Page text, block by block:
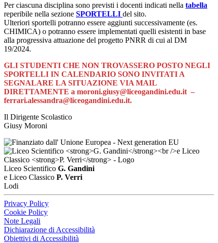
Per ciascuna disciplina sono previsti i docenti indicati nella tabella
reperibile nella sezione SPORTELLI del sito.
Ulteriori sportelli potranno essere aggiunti successivamente (es.
CHIMICA) o potranno essere implementati quelli esistenti in base
alla progressiva attuazione del progetto PNRR di cui al DM
19/2024.
GLI STUDENTI CHE NON TROVASSERO POSTO NEGLI
SPORTELLI IN CALENDARIO SONO INVITATI A
SEGNALARE LA SITUAZIONE VIA MAIL
DIRETTAMENTE a moroni.giusy@liceogandini.edu.it –
ferrari.alessandra@liceogandini.edu.it.
Il Dirigente Scolastico
Giusy Moroni
Liceo Scientifico G. Gandini
e Liceo Classico P. Verri
Lodi
Privacy Policy
Cookie Policy
Note Legali
Dichiarazione di Accessibilità
Obiettivi di Accessibilità